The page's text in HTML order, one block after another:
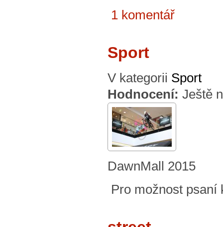
1 komentář
Sport
V kategorii Sport
Hodnocení: Ještě
DawnMall 2015
Pro možnost